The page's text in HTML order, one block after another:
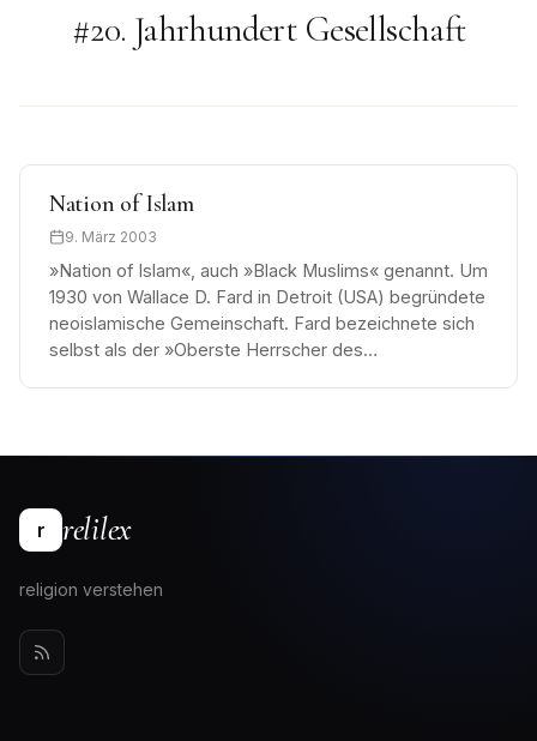
#20. Jahrhundert Gesellschaft
Nation of Islam
9. März 2003
»Nation of Islam«, auch »Black Muslims« genannt. Um
1930 von Wallace D. Fard in Detroit (USA) begründete
neoislamische Gemeinschaft. Fard bezeichnete sich
selbst als der »Oberste Herrscher des…
r relilex
religion verstehen